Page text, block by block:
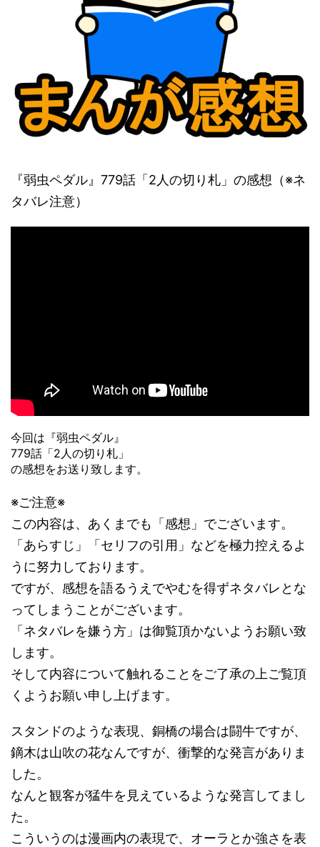
『弱虫ペダル』779話「2人の切り札」の感想（※ネ
タバレ注意）
今回は『弱虫ペダル』
779話「2人の切り札」
の感想をお送り致します。
※ご注意※
この内容は、あくまでも「感想」でございます。
「あらすじ」「セリフの引用」などを極力控えるよ
うに努力しております。
ですが、感想を語るうえでやむを得ずネタバレとな
ってしまうことがございます。
「ネタバレを嫌う方」は御覧頂かないようお願い致
します。
そして内容について触れることをご了承の上ご覧頂
くようお願い申し上げます。
スタンドのような表現、銅橋の場合は闘牛ですが、
鏑木は山吹の花なんですが、衝撃的な発言がありま
した。
なんと観客が猛牛を見えているような発言してまし
た。
こういうのは漫画内の表現で、オーラとか強さを表